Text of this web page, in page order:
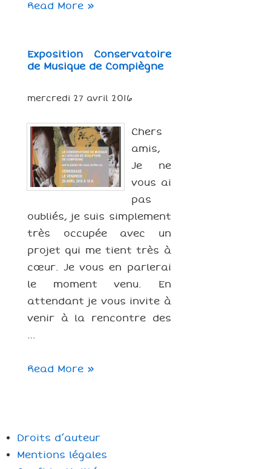
Ma
artiste
méconnue
Read More »
Exposition Conservatoire
de Musique de Compiègne
mercredi 27 avril 2016
Chers
amis,
Je ne
vous ai
pas
oubliés, je suis simplement
très occupée avec un
projet qui me tient très à
cœur. Je vous en parlerai
le moment venu. En
attendant je vous invite à
venir à la rencontre des
…
Exposition
de
Compiègne
Read More »
Droits d’auteur
Mentions légales